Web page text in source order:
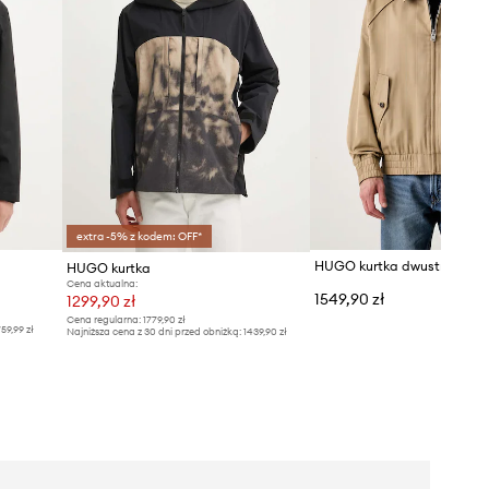
zł
extra -5% z kodem: OFF*
HUGO kurtka
Cena aktualna:
1299,90 zł
Cena regularna:1779,90 zł
Najniższa cena z 30 dni przed obniżką:1439,90 zł
1549,90 zł